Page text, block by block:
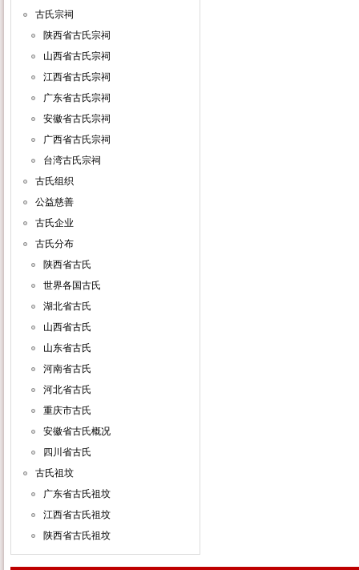
古氏宗祠
陕西省古氏宗祠
山西省古氏宗祠
江西省古氏宗祠
广东省古氏宗祠
安徽省古氏宗祠
广西省古氏宗祠
台湾古氏宗祠
古氏组织
公益慈善
古氏企业
古氏分布
陕西省古氏
世界各国古氏
湖北省古氏
山西省古氏
山东省古氏
河南省古氏
河北省古氏
重庆市古氏
安徽省古氏概况
四川省古氏
古氏祖坟
广东省古氏祖坟
江西省古氏祖坟
陕西省古氏祖坟